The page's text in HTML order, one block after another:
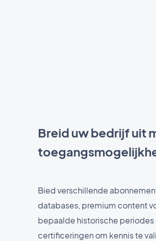
Breid uw bedrijf uit
Bied verschillende
databases, premium content
bepaalde historische
certificeringen om kennis te